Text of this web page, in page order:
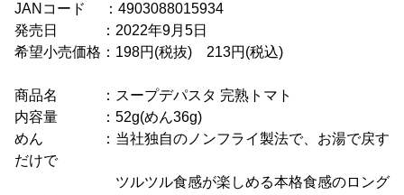
JANコード ：4903088015934
発売日 ：2022年9月5日
希望小売価格：198円(税抜) 213円(税込)
商品名 ：スープデパスタ 完熟トマト
内容量 ：52g(めん36g)
めん ：当社独自のノンフライ製法で、お湯で戻す
だけで
ツルツル食感が楽しめる本格食感のロング